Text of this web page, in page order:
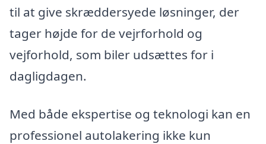
til at give skræddersyede løsninger, der
tager højde for de vejrforhold og
vejforhold, som biler udsættes for i
dagligdagen.
Med både ekspertise og teknologi kan en
professionel autolakering ikke kun